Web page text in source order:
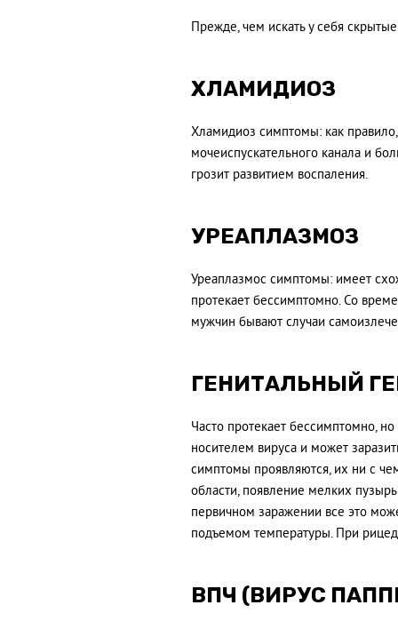
Прежде, чем искать у себя
ХЛАМИДИОЗ
Хламидиоз симптомы: как
мочеиспускательного канала и
грозит развитием воспаления.
УРЕАПЛАЗМОЗ
Уреаплазмос симптомы: имеет
протекает бессимптомно. Со
мужчин бывают случаи
ГЕНИТАЛЬНЫЙ
Часто протекает бессимптомно,
носителем вируса и может
симптомы проявляются, их ни с
области, появление мелких
первичном заражении все это
подъемом температуры. При
ВПЧ (ВИРУС